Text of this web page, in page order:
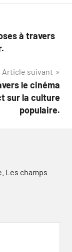
à travers
Article suivant
le cinéma
sur la culture
populaire.
Les champs